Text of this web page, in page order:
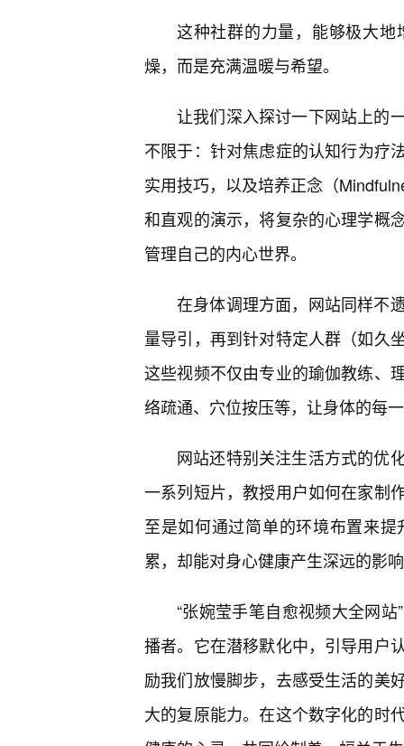
这种社群的力量，能够极大
燥，而是充满温暖与希望。
让我们深入探讨一下网站上的
不限于：针对焦虑症的认知行为疗
实用技巧，以及培养正念（
和直观的演示，将复杂的心理学概
管理自己的内心世界。
在身体调理方面，网站同样不
量导引，再到针对特定人群（如久
这些视频不仅由专业的瑜伽教练、
络疏通、穴位按压等，让身体的每
网站还特别关注生活方式的优
一系列短片，教授用户如何在家制
至是如何通过简单的环境布置来
累，却能对身心健康产生深远的影
“张婉莹手笔自愈视频大全网
播者。它在潜移默化中，引导用户
励我们放慢脚步，去感受生活的美
大的复原能力。在这个数字化的时